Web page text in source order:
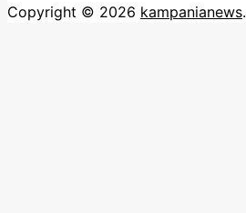
Copyright © 2026 kampanianews.